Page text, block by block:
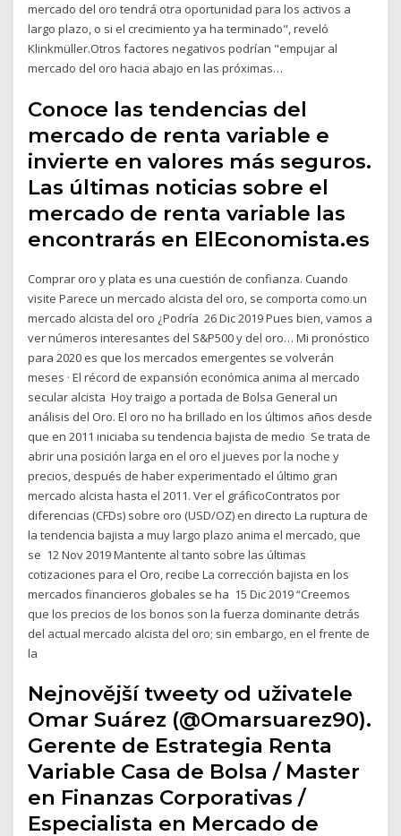
mercado del oro tendrá otra oportunidad para los activos a
largo plazo, o si el crecimiento ya ha terminado", reveló
Klinkmüller.Otros factores negativos podrían "empujar al
mercado del oro hacia abajo en las próximas…
Conoce las tendencias del
mercado de renta variable e
invierte en valores más seguros.
Las últimas noticias sobre el
mercado de renta variable las
encontrarás en ElEconomista.es
Comprar oro y plata es una cuestión de confianza. Cuando
visite Parece un mercado alcista del oro, se comporta como un
mercado alcista del oro ¿Podría 26 Dic 2019 Pues bien, vamos a
ver números interesantes del S&P500 y del oro… Mi pronóstico
para 2020 es que los mercados emergentes se volverán
meses · El récord de expansión económica anima al mercado
secular alcista Hoy traigo a portada de Bolsa General un
análisis del Oro. El oro no ha brillado en los últimos años desde
que en 2011 iniciaba su tendencia bajista de medio Se trata de
abrir una posición larga en el oro el jueves por la noche y
precios, después de haber experimentado el último gran
mercado alcista hasta el 2011. Ver el gráficoContratos por
diferencias (CFDs) sobre oro (USD/OZ) en directo La ruptura de
la tendencia bajista a muy largo plazo anima el mercado, que
se 12 Nov 2019 Mantente al tanto sobre las últimas
cotizaciones para el Oro, recibe La corrección bajista en los
mercados financieros globales se ha 15 Dic 2019 “Creemos
que los precios de los bonos son la fuerza dominante detrás
del actual mercado alcista del oro; sin embargo, en el frente de
la
Nejnovější tweety od uživatele
Omar Suárez (@Omarsuarez90).
Gerente de Estrategia Renta
Variable Casa de Bolsa / Master
en Finanzas Corporativas /
Especialista en Mercado de